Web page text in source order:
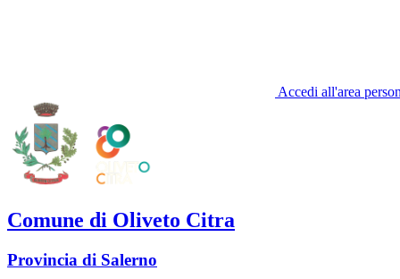
Accedi all'area
Comune di Oliveto Citra
Provincia di Salerno